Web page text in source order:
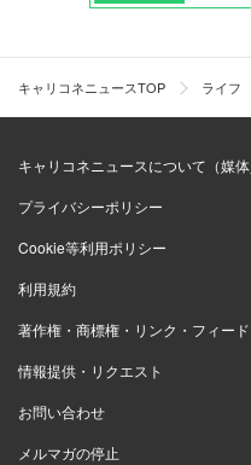
キャリコネニュースTOP ライフ
キャリコネニュースについて（媒体
プライバシーポリシー
Cookie等利用ポリシー
利用規約
著作権・商標権・リンク・フィード
情報提供・リクエスト
お問い合わせ
メルマガの停止